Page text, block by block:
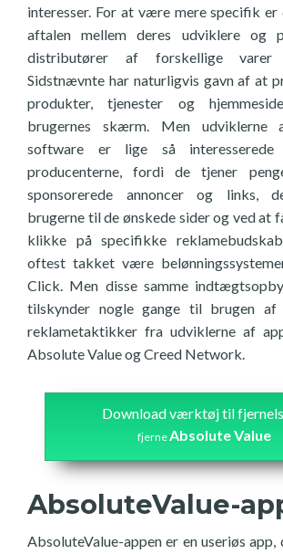
interesser. For at være mere specifik
aftalen mellem deres udviklere og
distributører af forskellige varer
Sidstnævnte har naturligvis gavn af at
produkter, tjenester og
brugernes skærm. Men udviklerne
software er lige så
producenterne, fordi de tjener
sponsorerede annoncer og links,
brugerne til de ønskede sider og ved at
klikke på specifikke
oftest takket være
Click. Men disse samme
tilskynder nogle gange til brugen af
reklametaktikker fra udviklerne af
Absolute Value og Creed Network.
Download værktøj til
fjerneAbsolute Value
AbsoluteValue-
AbsoluteValue-appen er en useriøs